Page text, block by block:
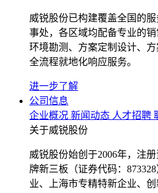
威锐股份已构建覆盖全国的
事处，各区域均配备专业的
环境勘测、方案定制设计、
全流程就地化响应服务。
进一步了解
公司信息
企业概况 新闻动态 人才招聘
关于威锐股份
威锐股份始创于2006年，注
牌新三板（证券代码：
业、上海市专精特新企业、创